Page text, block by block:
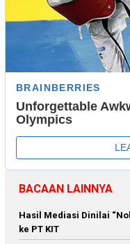
BACAAN LAINNYA
Hasil Mediasi Dinilai
ke PT KIT